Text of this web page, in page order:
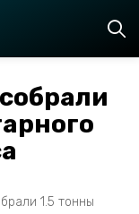
1.5 тонны